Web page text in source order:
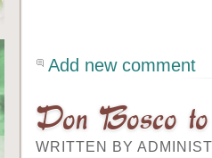
Add new comment
Don Bosco to
WRITTEN BY